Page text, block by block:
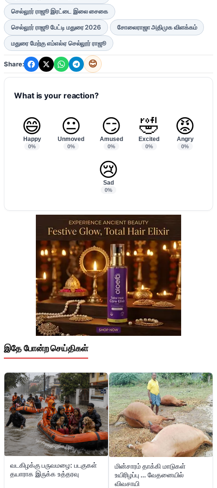
செல்லூர் ராஜூ இரட்டை இலை சைகை
செல்லூர் ராஜூ பேட்டி மதுரை 2026 சோலைராஜா அதிமுக விளக்கம்
மதுரை மேற்கு எம்எல்ஏ செல்லூர் ராஜூ
Share: 😊
What is your reaction?
😄
Happy
0%
😐
Unmoved
0%
😏
Amused
0%
🤣
Excited
0%
😡
Angry
0%
😢
Sad
0%
இதே போன்ற செய்திகள்
வடகிழக்கு பருவமழை: படகுகள்
தயாராக இருக்க உத்தரவு
மின்சாரம் தாக்கி மாடுகள்
உயிரிழப்பு … வேதனையில்
விவசாயி